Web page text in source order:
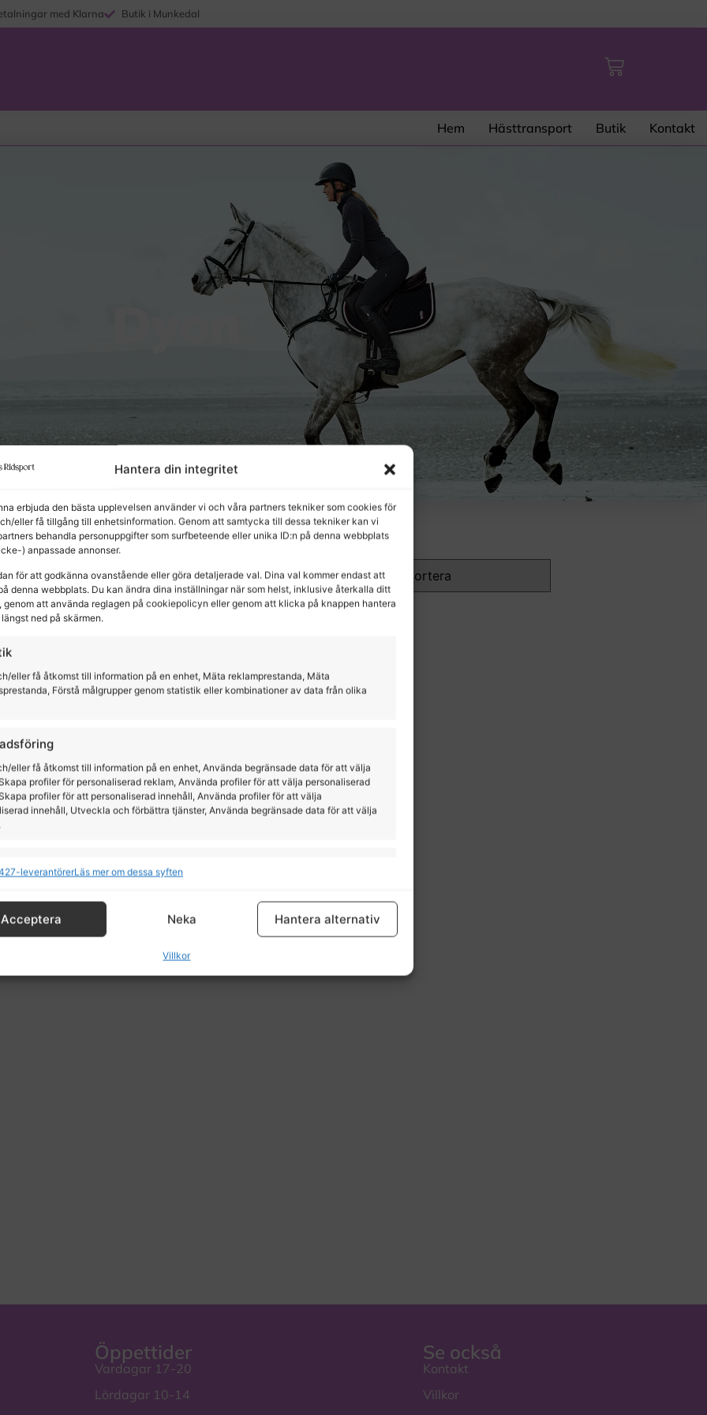
Hantera din integritet
erbjuda den bästa upplevelsen använder vi och våra partners tekniker som cookies för
eller få tillgång till enhetsinformation. Genom att samtycka till dessa tekniker kan vi
behandla personuppgifter som surfbeteende eller unika ID:n på denna webbplats
) anpassade annonser.
för att godkänna ovanstående eller göra detaljerade val. Dina val kommer endast att
denna webbplats. Du kan ändra dina inställningar när som helst, inklusive återkalla ditt
genom att använda reglagen på cookiepolicyn eller genom att klicka på knappen hantera
ned på skärmen.
eller få åtkomst till information på en enhet, Mäta reklamprestanda, Mäta
Förstå målgrupper genom statistik eller kombinationer av data från olika
eller få åtkomst till information på en enhet, Använda begränsade data för att välja
profiler för personaliserad reklam, Använda profiler för att välja personaliserad
profiler för att personaliserad innehåll, Använda profiler för att välja
innehåll, Utveckla och förbättra tjänster, Använda begränsade data för att välja
på information som överförs automatiskt.
säkerhet, förhindra och upptäcka bedrägerier samt
fel, Leverera och visa reklam och innehåll, Spara och
dina integritetsval.
leverantörerLäs mer om dessa syften
Acceptera Neka Hantera alternativ
Villkor
med Klarna Butik i Munkedal
Hem Hästtransport Butik Kontakt
från Dyon
kr
Öppettider
Vardagar 17-20
Lördagar 10-14
Se också
Kontakt
Villkor